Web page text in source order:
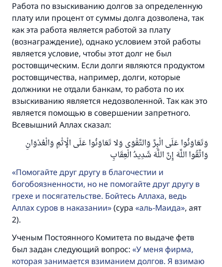
Работа по взыскиванию долгов за определенную
плату или процент от суммы долга дозволена, так
как эта работа является работой за плату
(вознаграждение), однако условием этой работы
является условие, чтобы этот долг не был
ростовщическим. Если долги являются продуктом
ростовщичества, например, долги, которые
должники не отдали банкам, то работа по их
взыскиванию является недозволенной. Так как это
является помощью в совершении запретного.
Всевышний Аллах сказал:
وَتَعَاوَنُوا عَلَى الْبِرِّ وَالتَّقْوَى وَلا تَعَاوَنُوا عَلَى الْإثْمِ وَالْعُدْوَانِ
وَاتَّقُوا اللَّهَ إِنَّ اللَّهَ شَدِيدُ الْعِقَابِ
Помогайте друг другу в благочестии и
богобоязненности, но не помогайте друг другу в
грехе и посягательстве. Бойтесь Аллаха, ведь
Аллах суров в наказании (сура аль-Маида , аят
2).
Ученым Постоянного Комитета по выдаче фетв
был задан следующий вопрос: У меня фирма,
которая занимается взиманием долгов. Я взимаю